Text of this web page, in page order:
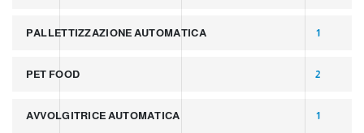
PALLETTIZZAZIONE AUTOMATICA 1
PET FOOD 2
AVVOLGITRICE AUTOMATICA 1